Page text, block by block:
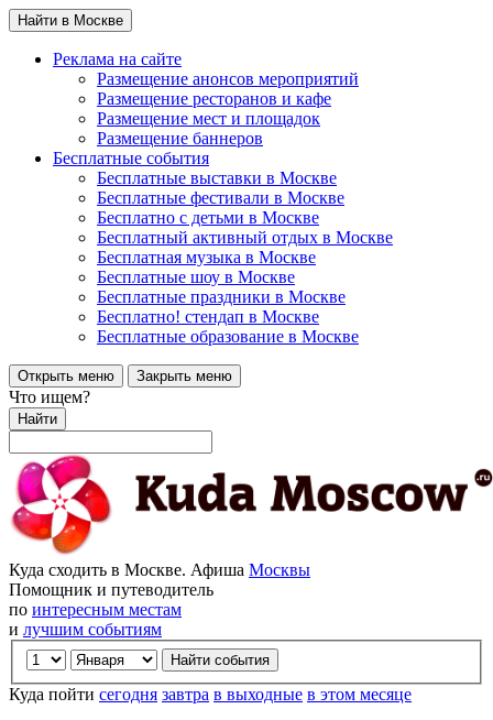
Найти в Москве
Реклама на сайте
Размещение анонсов мероприятий
Размещение ресторанов и кафе
Размещение мест и площадок
Размещение баннеров
Бесплатные события
Бесплатные выставки в Москве
Бесплатные фестивали в Москве
Бесплатно с детьми в Москве
Бесплатный активный отдых в Москве
Бесплатная музыка в Москве
Бесплатные шоу в Москве
Бесплатные праздники в Москве
Бесплатно! стендап в Москве
Бесплатные образование в Москве
Открыть меню Закрыть меню
Что ищем?
Найти
Куда сходить в Москве. Афиша Москвы
Помощник и путеводитель
по интересным местам
и лучшим событиям
Куда пойти сегодня завтра в выходные в этом месяце